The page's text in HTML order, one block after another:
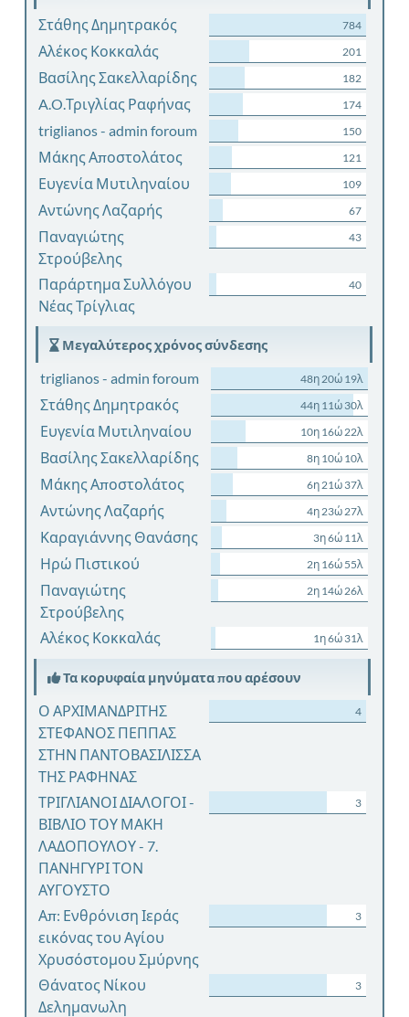
Στάθης Δημητρακός 784
Αλέκος Κοκκαλάς 201
Βασίλης Σακελλαρίδης 182
A.O.Τριγλίας Ραφήνας 174
triglianos - admin foroum 150
Μάκης Αποστολάτος 121
Ευγενία Μυτιληναίου 109
Αντώνης Λαζαρής 67
Παναγιώτης
Στρούβελης
43
Παράρτημα Συλλόγου
Νέας Τρίγλιας
40
Μεγαλύτερος χρόνος σύνδεσης
triglianos - admin foroum 48η 20ώ 19λ
Στάθης Δημητρακός 44η 11ώ 30λ
Ευγενία Μυτιληναίου 10η 16ώ 22λ
Βασίλης Σακελλαρίδης 8η 10ώ 10λ
Μάκης Αποστολάτος 6η 21ώ 37λ
Αντώνης Λαζαρής 4η 23ώ 27λ
Καραγιάννης Θανάσης 3η 6ώ 11λ
Ηρώ Πιστικού 2η 16ώ 55λ
Παναγιώτης
Στρούβελης
2η 14ώ 26λ
Αλέκος Κοκκαλάς 1η 6ώ 31λ
Τα κορυφαία μηνύματα που αρέσουν
Ο ΑΡΧΙΜΑΝΔΡΙΤΗΣ
ΣΤΕΦΑΝΟΣ ΠΕΠΠΑΣ
ΣΤΗΝ ΠΑΝΤΟΒΑΣΙΛΙΣΣΑ
ΤΗΣ ΡΑΦΗΝΑΣ
4
ΤΡΙΓΛΙΑΝΟΙ ΔΙΑΛΟΓΟΙ -
ΒΙΒΛΙΟ ΤΟΥ ΜΑΚΗ
ΛΑΔΟΠΟΥΛΟΥ - 7.
ΠΑΝΗΓΥΡΙ ΤΟΝ
ΑΥΓΟΥΣΤΟ
3
Απ: Ενθρόνιση Ιεράς
εικόνας του Αγίου
Χρυσόστομου Σμύρνης
3
Θάνατος Νίκου
Δελημανωλη
3